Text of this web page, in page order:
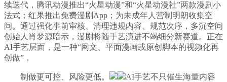
续迭代，腾讯动漫推出“火星动漫”和“火星动漫社”两款漫剧小
法式；红果推出免费漫剧App；为未成年人营制明朗收集空
间。通过强化事前审核、清理违规内容、规范次序，多沉空间
创始人肖梦源暗示，漫剧将随手艺演进不竭细分新赛道。正在
AI手艺层面，是一种“网文、平面漫画或原创脚本的视频化再
创做”，
制做更可控、风险更低。
AI手艺不只催生海量内容